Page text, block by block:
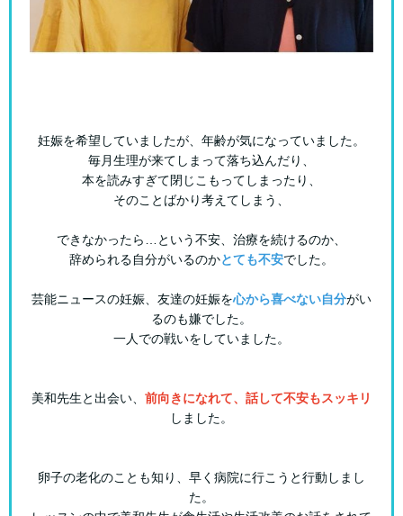
妊娠を希望していましたが、年齢が気になっていました。
毎月生理が来てしまって落ち込んだり、
本を読みすぎて閉じこもってしまったり、
そのことばかり考えてしまう、
できなかったら…という不安、治療を続けるのか、
辞められる自分がいるのかとても不安でした。
芸能ニュースの妊娠、友達の妊娠を心から喜べない自分がい
るのも嫌でした。
一人での戦いをしていました。
美和先生と出会い、 前向きになれて、話して不安もスッキリ
しました。
卵子の老化のことも知り、早く病院に行こうと行動しまし
た。